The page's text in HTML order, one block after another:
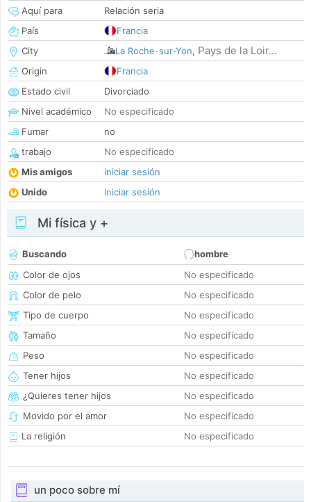
Aquí para
Relación seria
País
Francia
City
La Roche-sur-Yon, Pays de la Loir...
Origin
Francia
Estado civil
Divorciado
Nivel académico
No especificado
Fumar
no
trabajo
No especificado
Mis amigos
Iniciar sesión
Unido
Iniciar sesión
Mi física y +
Buscando
hombre
Color de ojos
No especificado
Color de pelo
No especificado
Tipo de cuerpo
No especificado
Tamaño
No especificado
Peso
No especificado
Tener hijos
No especificado
¿Quieres tener hijos
No especificado
Movido por el amor
No especificado
La religión
No especificado
un poco sobre mí